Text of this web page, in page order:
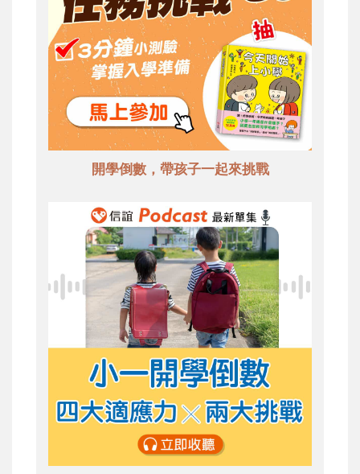
開學倒數，帶孩子一起來挑戰